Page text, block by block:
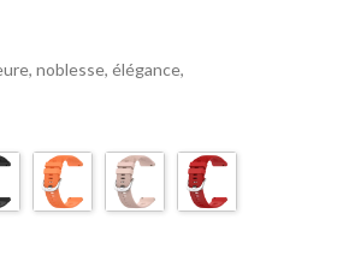
noblesse, élégance,